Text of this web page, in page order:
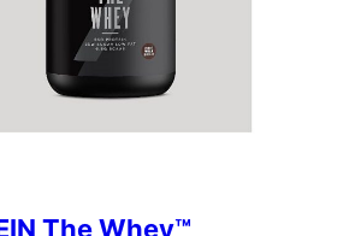
The Whey™